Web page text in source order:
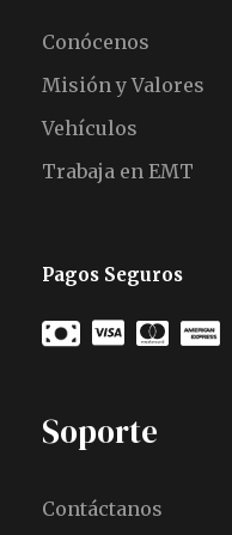
Conócenos
Misión y Valores
Vehículos
Trabaja en EMT
Pagos Seguros
Soporte
Contáctanos